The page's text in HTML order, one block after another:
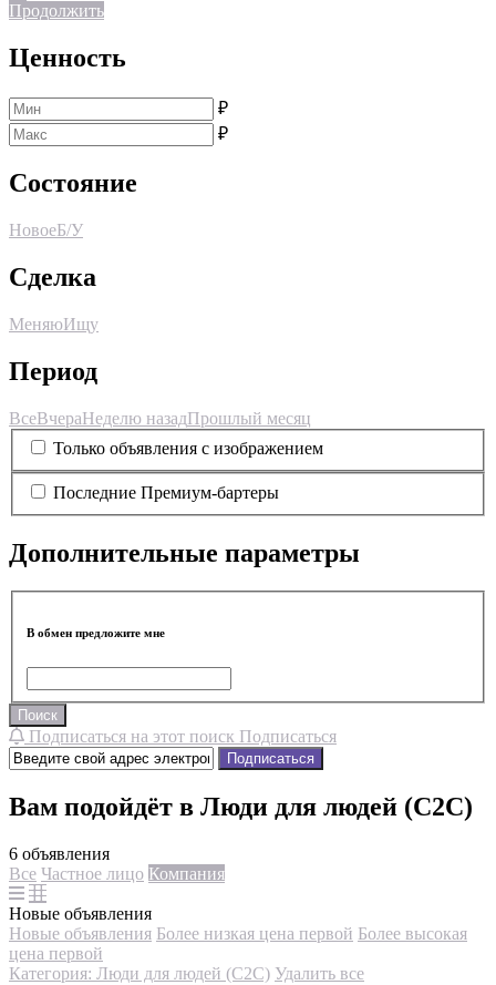
Продолжить
Ценность
₽
₽
Состояние
НовоеБ/У
Сделка
МеняюИщу
Период
ВсеВчераНеделю назадПрошлый месяц
Только объявления с изображением
Последние Премиум-бартеры
Дополнительные параметры
В обмен предложите мне
Поиск
Подписаться на этот поиск Подписаться
Подписаться
Вам подойдёт в Люди для людей (С2С)
6 объявления
Все Частное лицо Компания
Новые объявления
Новые объявления Более низкая цена первой Более высокая
цена первой
Категория: Люди для людей (С2С) Удалить все